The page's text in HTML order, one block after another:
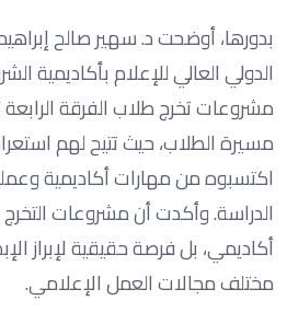
بدورها، أوضحت د. سهير صالح
الدولي العالي للإعلام بأكاديمية
مشروعات تخرج طلاب الفرقة
مسيرة الطلاب، حيث تتيح لهم
اكتسبوه من مهارات أكاديمية
الدراسة. وأكدت أن مشروعات التخرج
أكاديمي، بل فرصة حقيقية لإبراز
مختلف مجالات العمل الإعلامي.